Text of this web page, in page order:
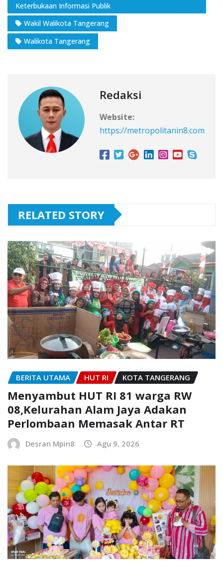
Keterbukaan Informasi Publik
Wakil Walikota Tangerang
Walikota Tangerang
Redaksi
Website:
https://metropolitanin8.com
RELATED STORY
BERITA UTAMA HUT RI KOTA TANGERANG
Menyambut HUT RI 81 warga RW
08,Kelurahan Alam Jaya Adakan
Perlombaan Memasak Antar RT
Desran Mpin8 Agu 9, 2026